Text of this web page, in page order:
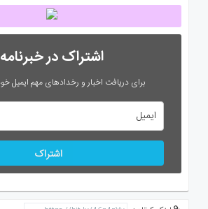
اشتراک در خبرنامه
برای دریافت اخبار و رخدادهای مهم ایمیل
اشتراک